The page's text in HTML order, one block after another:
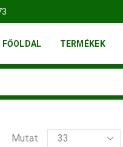
FŐOLDAL TERMÉKEK
input
Mutat
termék